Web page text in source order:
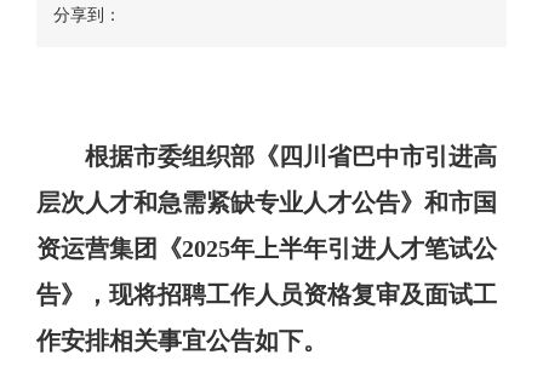
分享到：
根据市委组织部《四川省巴中市引进高
层次人才和急需紧缺专业人才公告》和市国
资运营集团《2025年上半年引进人才笔试公
告》，现将招聘工作人员资格复审及面试工
作安排相关事宜公告如下。